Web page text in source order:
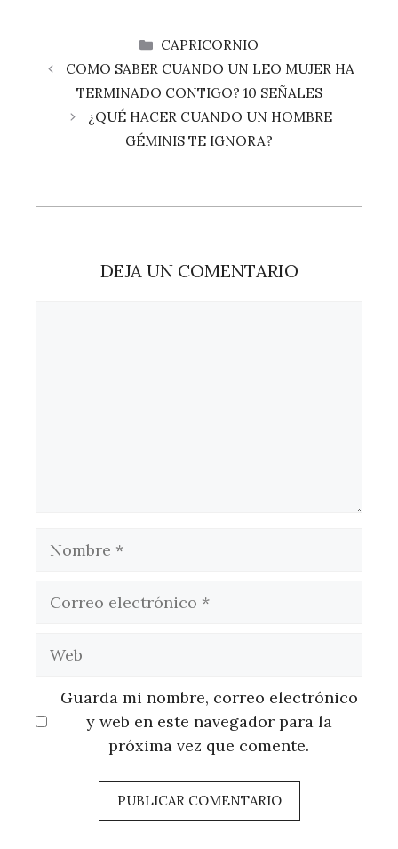
CATEGORÍAS
CAPRICORNIO
COMO SABER CUANDO UN LEO MUJER HA
TERMINADO CONTIGO? 10 SEÑALES
¿QUÉ HACER CUANDO UN HOMBRE
GÉMINIS TE IGNORA?
DEJA UN COMENTARIO
Guarda mi nombre, correo electrónico
y web en este navegador para la
próxima vez que comente.